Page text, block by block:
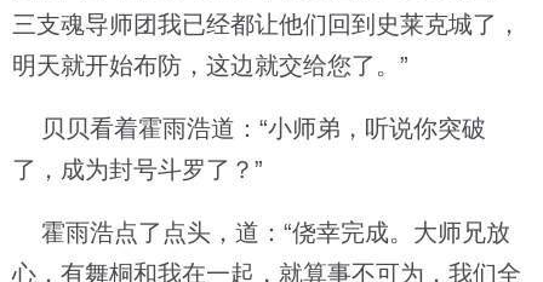
三支魂导师团我已经都让他们回到史莱克城了，
明天就开始布防，这边就交给您了。”
贝贝看着霍雨浩道：“小师弟，听说你突破
了，成为封号斗罗了？”
霍雨浩点了点头，道：“侥幸完成。大师兄放
心，有舞桐和我在一起，就算事不可为，我们全